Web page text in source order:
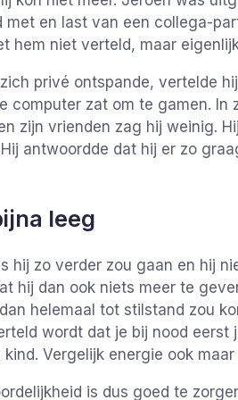
met en last van een collega-
hem niet verteld, maar
privé ontspande, vertelde
computer zat om te gamen. In
zijn vrienden zag hij weinig.
Hij antwoordde dat hij er zo
leeg
hij zo verder zou gaan en hij
hij dan ook niets meer te
helemaal tot stilstand zou
wordt dat je bij nood eerst
Vergelijk energie ook
is dus goed te